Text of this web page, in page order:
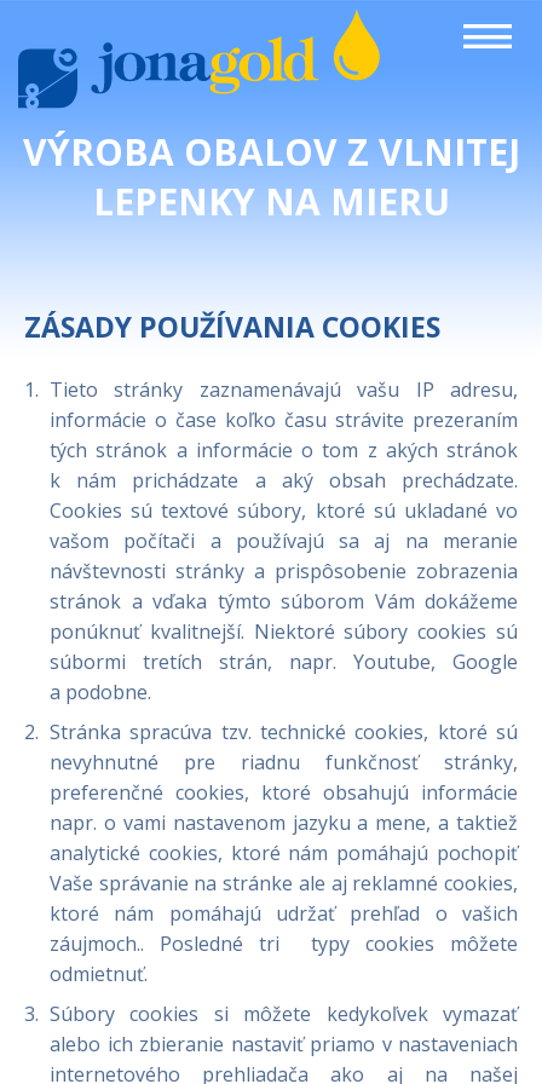
VÝROBA OBALOV Z VLNITEJ
LEPENKY NA MIERU
ZÁSADY POUŽÍVANIA COOKIES
Tieto stránky zaznamenávajú vašu IP adresu,
informácie o čase koľko času strávite prezeraním
tých stránok a informácie o tom z akých stránok
k nám prichádzate a aký obsah prechádzate.
Cookies sú textové súbory, ktoré sú ukladané vo
vašom počítači a používajú sa aj na meranie
návštevnosti stránky a prispôsobenie zobrazenia
stránok a vďaka týmto súborom Vám dokážeme
ponúknuť kvalitnejší. Niektoré súbory cookies sú
súbormi tretích strán, napr. Youtube, Google
a podobne.
Stránka spracúva tzv. technické cookies, ktoré sú
nevyhnutné pre riadnu funkčnosť stránky,
preferenčné cookies, ktoré obsahujú informácie
napr. o vami nastavenom jazyku a mene, a taktiež
analytické cookies, ktoré nám pomáhajú pochopiť
Vaše správanie na stránke ale aj reklamné cookies,
ktoré nám pomáhajú udržať prehľad o vašich
záujmoch.. Posledné tri typy cookies môžete
odmietnuť.
Súbory cookies si môžete kedykoľvek vymazať
alebo ich zbieranie nastaviť priamo v nastaveniach
internetového prehliadača ako aj na našej